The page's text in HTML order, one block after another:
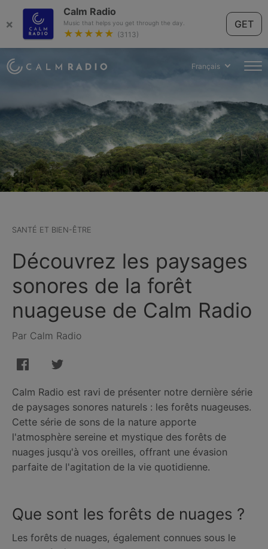
×
Calm Radio
Music that helps you get through the day.
★★★★★ (3113)
GET
Français
SANTÉ ET BIEN-ÊTRE
Découvrez les paysages
sonores de la forêt
nuageuse de Calm Radio
Par Calm Radio
Calm Radio est ravi de présenter notre dernière série
de paysages sonores naturels : les forêts nuageuses.
Cette série de sons de la nature apporte
l'atmosphère sereine et mystique des forêts de
nuages ​​jusqu'à vos oreilles, offrant une évasion
parfaite de l'agitation de la vie quotidienne.
Que sont les forêts de nuages ​​?
Les forêts de nuages, également connues sous le